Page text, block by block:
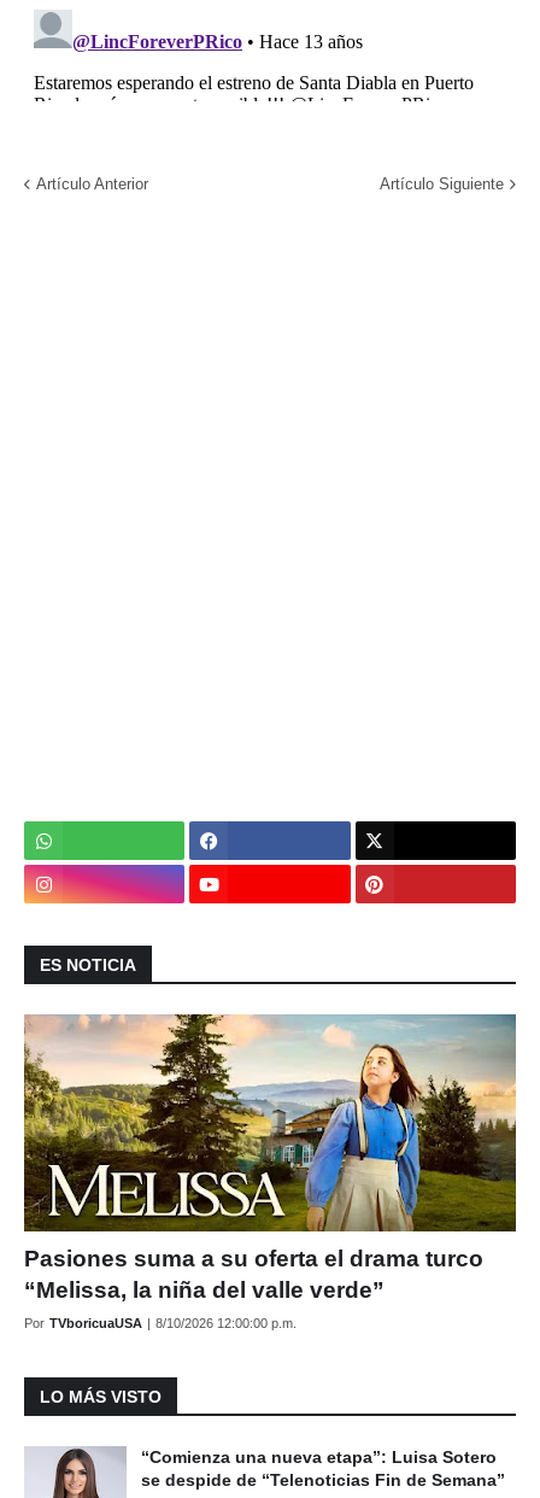
Artículo Anterior Artículo Siguiente
ES NOTICIA
Pasiones suma a su oferta el drama turco
“Melissa, la niña del valle verde”
Por TVboricuaUSA | 8/10/2026 12:00:00 p.m.
LO MÁS VISTO
“Comienza una nueva etapa”: Luisa Sotero
se despide de “Telenoticias Fin de Semana”